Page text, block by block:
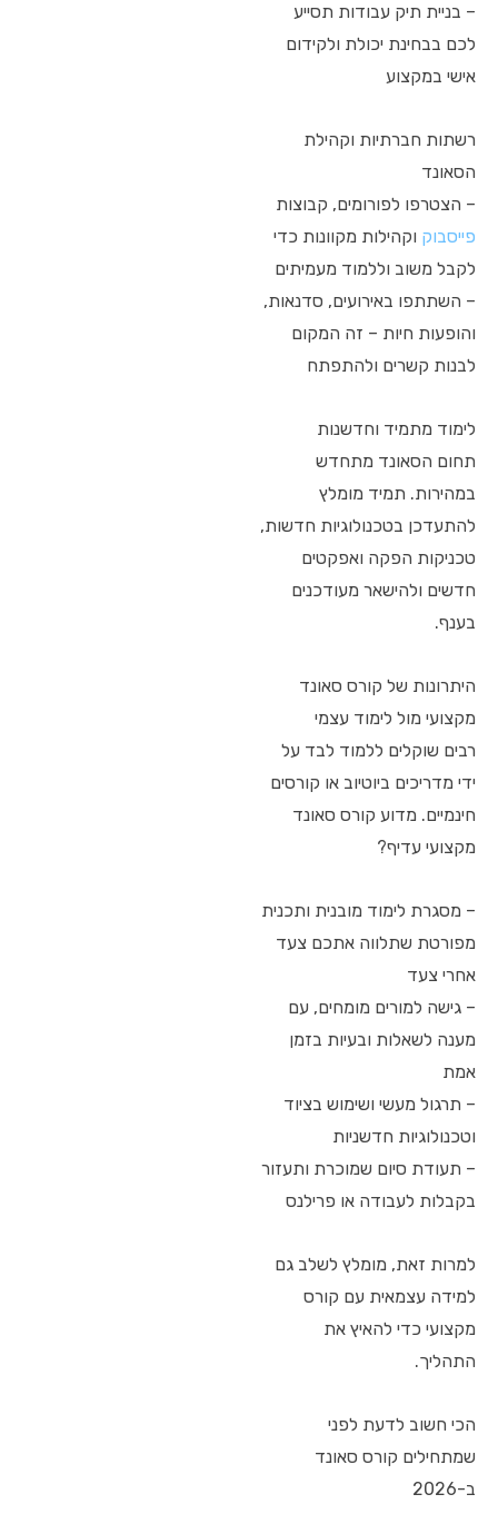
– בניית תיק עבודות תסייע
לכם בבחינת יכולת ולקידום
אישי במקצוע
רשתות חברתיות וקהילת
הסאונד
– הצטרפו לפורומים, קבוצות
פייסבוק וקהילות מקוונות כדי
לקבל משוב וללמוד מעמיתים
– השתתפו באירועים, סדנאות,
והופעות חיות – זה המקום
לבנות קשרים ולהתפתח
לימוד מתמיד וחדשנות
תחום הסאונד מתחדש
במהירות. תמיד מומלץ
להתעדכן בטכנולוגיות חדשות,
טכניקות הפקה ואפקטים
חדשים ולהישאר מעודכנים
בענף.
היתרונות של קורס סאונד
מקצועי מול לימוד עצמי
רבים שוקלים ללמוד לבד על
ידי מדריכים ביוטיוב או קורסים
חינמיים. מדוע קורס סאונד
מקצועי עדיף?
– מסגרת לימוד מובנית ותכנית
מפורטת שתלווה אתכם צעד
אחרי צעד
– גישה למורים מומחים, עם
מענה לשאלות ובעיות בזמן
אמת
– תרגול מעשי ושימוש בציוד
וטכנולוגיות חדשניות
– תעודת סיום שמוכרת ותעזור
בקבלות לעבודה או פרילנס
למרות זאת, מומלץ לשלב גם
למידה עצמאית עם קורס
מקצועי כדי להאיץ את
התהליך.
הכי חשוב לדעת לפני
שמתחילים קורס סאונד
ב-2026